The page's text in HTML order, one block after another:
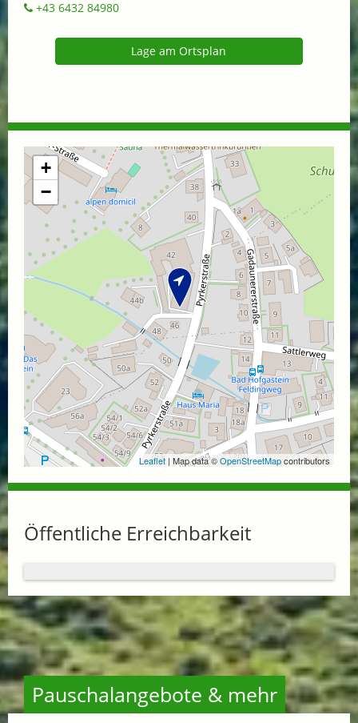
+43 6432 84980
Lage am Ortsplan
+
−
Leaflet | Map data ©OpenStreetMapcontributors
Öffentliche Erreichbarkeit
Pauschalangebote & mehr